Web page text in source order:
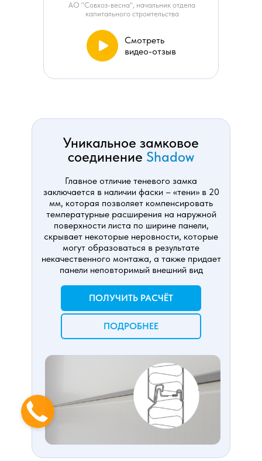
Смотреть
видео-отзыв
АО "Совхоз-весна", начальник отдела
капитального строительства
Уникальное замковое
соединение Shadow
Главное отличие теневого замка
заключается в наличии фаски – «тени» в 20
мм, которая позволяет компенсировать
температурные расширения на наружной
поверхности листа по ширине панели,
скрывает некоторые неровности, которые
могут образоваться в результате
некачественного монтажа, а также придает
панели неповторимый внешний вид
ПОЛУЧИТЬ РАСЧЁТ
ПОДРОБНЕЕ